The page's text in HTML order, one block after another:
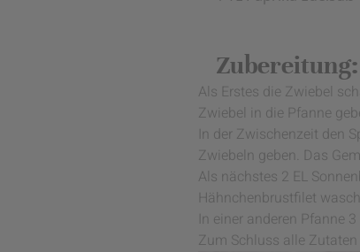
Zubereitung:
Als Erstes die Zwiebel
Zwiebel in die Pfanne
In der Zwischenzeit den
Zwiebeln geben. Das
Als nächstes 2 EL
Hähnchenbrustfilet
In einer anderen Pfanne
Zum Schluss alle